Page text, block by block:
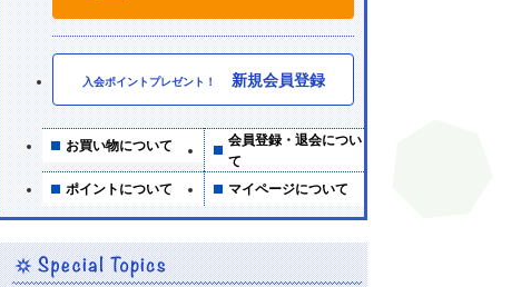
入会ポイントプレゼント！ 新規会員登録
お買い物について
会員登録・退会につい
て
ポイントについて
マイページについて